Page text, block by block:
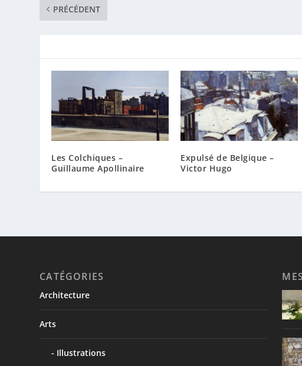
PRÉCÉDENT
Les Colchiques –
Guillaume Apollinaire
Expulsé de Belgique –
Victor Hugo
CATÉGORIES
Architecture
Arts
Illustrations